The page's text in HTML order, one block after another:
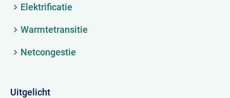
Elektrificatie
Warmtetransitie
Netcongestie
Uitgelicht